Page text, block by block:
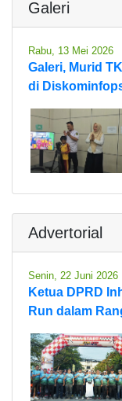
Galeri
Rabu, 13 Mei 2026
Galeri, Murid
di
Advertorial
Senin, 22 Juni 2026
Ketua DPRD
Run dalam